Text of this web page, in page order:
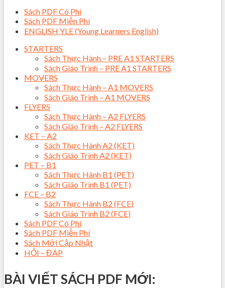
Sách PDF Có Phí
Sách PDF Miễn Phí
ENGLISH YLE (Young Learners English)
STARTERS
Sách Thực Hành – PRE A1 STARTERS
Sách Giáo Trình – PRE A1 STARTERS
MOVERS
Sách Thực Hành – A1 MOVERS
Sách Giáo Trình – A1 MOVERS
FLYERS
Sách Thực Hành – A2 FLYERS
Sách Giáo Trình – A2 FLYERS
KET – A2
Sách Thực Hành A2 (KET)
Sách Giáo Trình A2 (KET)
PET – B1
Sách Thực Hành B1 (PET)
Sách Giáo Trình B1 (PET)
FCE – B2
Sách Thực Hành B2 (FCE)
Sách Giáo Trình B2 (FCE)
Sách PDF Có Phí
Sách PDF Miễn Phí
Sách Mới Cập Nhật
HỎI – ĐÁP
BÀI VIẾT SÁCH PDF MỚI: